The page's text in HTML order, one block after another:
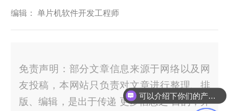
编辑： 单片机软件开发工程师
免责声明：部分文章信息来源于网络以及网
友投稿，本网站只负责对文章进行整理、排
版、编辑，是出于传递 更多信息之 目的，并
可以介绍下你们的产品么？